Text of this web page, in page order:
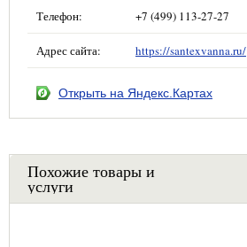
Телефон: +7 (499) 113-27-27
Адрес сайта: https://santexvanna.ru/
Открыть на Яндекс.Картах
Похожие товары и
услуги